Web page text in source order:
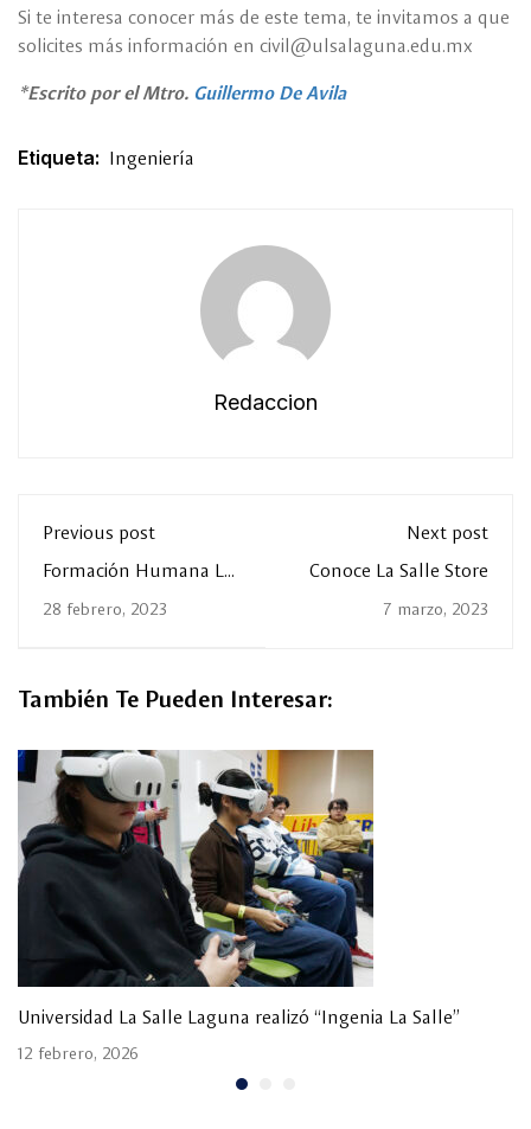
Si te interesa conocer más de este tema, te invitamos a que
solicites más información en civil@ulsalaguna.edu.mx
*Escrito por el Mtro. Guillermo De Avila
Etiqueta: Ingeniería
Redaccion
Previous post
Formación Humana La
28 febrero, 2023
Next post
Conoce La Salle Store
7 marzo, 2023
También Te Pueden Interesar:
Universidad La Salle Laguna realizó “Ingenia La Salle”
12 febrero, 2026